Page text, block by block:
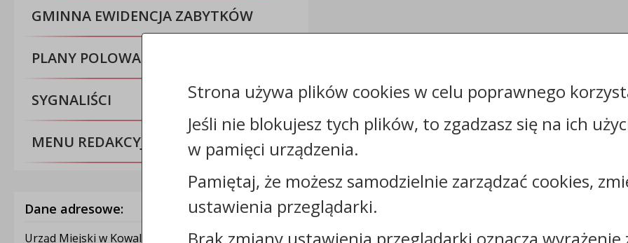
GMINNA EWIDENCJA ZABYTKÓW
PLANY POLOWAŃ ZBIOROWYCH
SYGNALIŚCI
MENU REDAKCYJNE
Dane adresowe:
Urząd Miejski w Kowalewie Pomorskim
Kontakt:
tel.:+48566841024
Strona używa plików cookies w celu poprawnego
Jeśli nie blokujesz tych plików, to zgadzasz się na ich
w pamięci urządzenia.
Pamiętaj, że możesz samodzielnie zarządzać cookies,
ustawienia przeglądarki.
Brak zmiany ustawienia przeglądarki oznacza wyrażenie